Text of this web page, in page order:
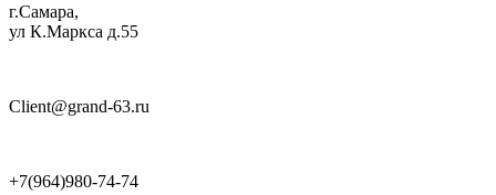
г.Самара,
ул К.Маркса д.55
Client@grand-63.ru
+7(964)980-74-74